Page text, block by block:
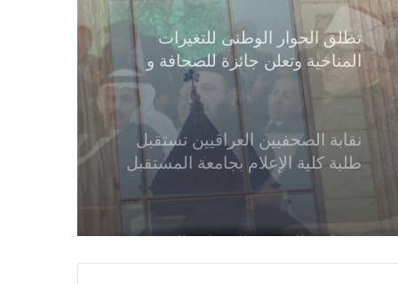
الإعلام ‎البيئي عن التغيرات المناخية
نقابة الصحفيين العراقيين تستقبل
طلبة كلية الإعلام بجامعة المستقبل
في احتفالية عيد الصحافة النجفية
بمناسبة مرور ١١٢ عاما على صدور
أول صحيفة (العلم)